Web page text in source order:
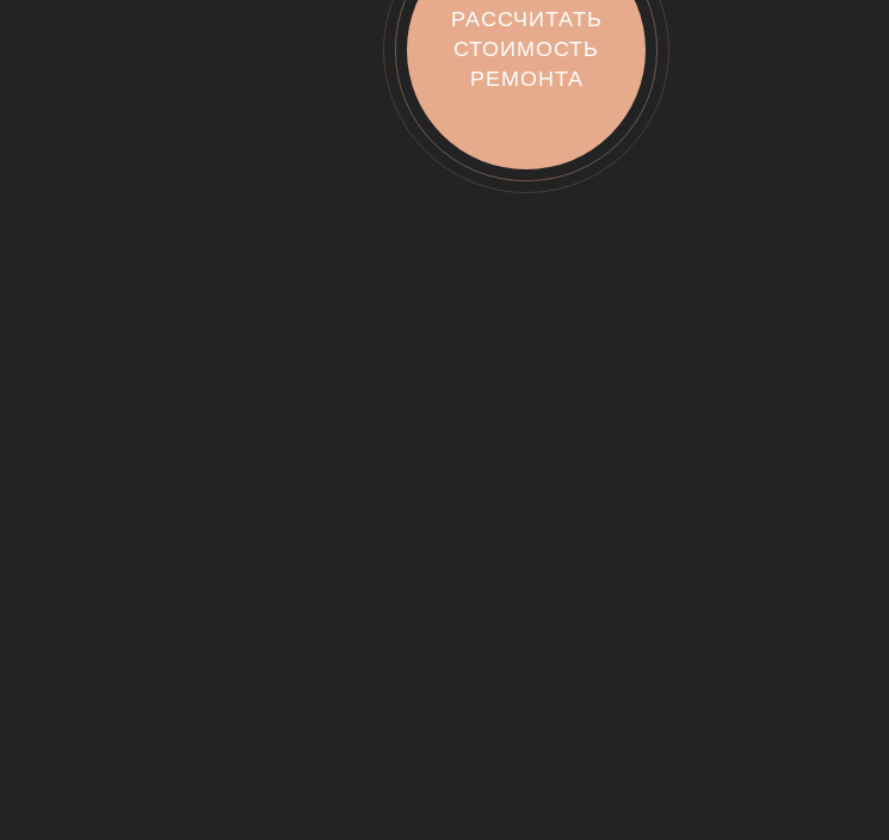
РАССЧИТАТЬ
СТОИМОСТЬ
РЕМОНТА